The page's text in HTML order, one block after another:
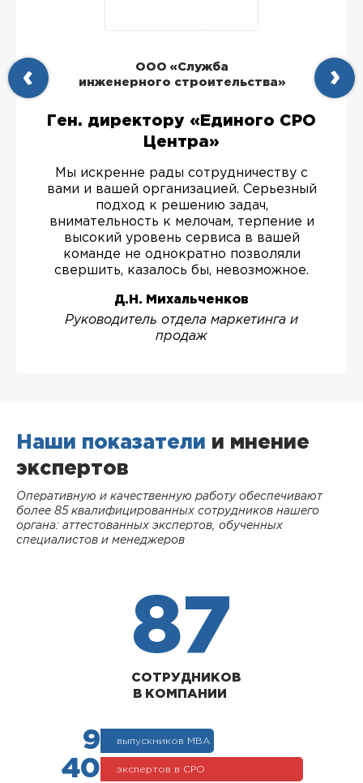
ООО «Служба
инженерного строительства»
Ген. директору «Единого СРО
Центра»
Мы искренне рады сотрудничеству с
вами и вашей организацией. Серьезный
подход к решению задач,
внимательность к мелочам, терпение и
высокий уровень сервиса в вашей
команде не однократно позволяли
свершить, казалось бы, невозможное.
Д.Н. Михальченков
Руководитель отдела маркетинга и
продаж
Наши показатели и мнение
экспертов
Оперативную и качественную работу обеспечивают
более 85 квалифицированных сотрудников нашего
органа: аттестованных экспертов, обученных
специалистов и менеджеров
87
СОТРУДНИКОВ
В КОМПАНИИ
9 выпускников МВА
40 экспертов в СРО